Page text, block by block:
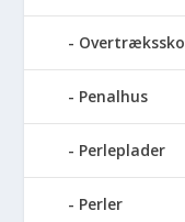
Overtrækssko
Penalhus
Perleplader
Perler